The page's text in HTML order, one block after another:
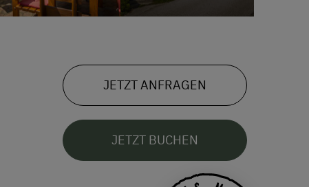
JETZT ANFRAGEN
JETZT BUCHEN